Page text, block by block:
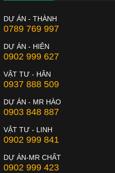
DỰ ÁN - THÀNH
0789 769 997
DỰ ÁN - HIÊN
0902 999 627
VẬT TƯ - HÂN
0937 888 509
DỰ ÁN - MR HÀO
0903 848 887
VẬT TƯ - LINH
0902 999 841
DỰ ÁN-MR CHẤT
0902 999 423